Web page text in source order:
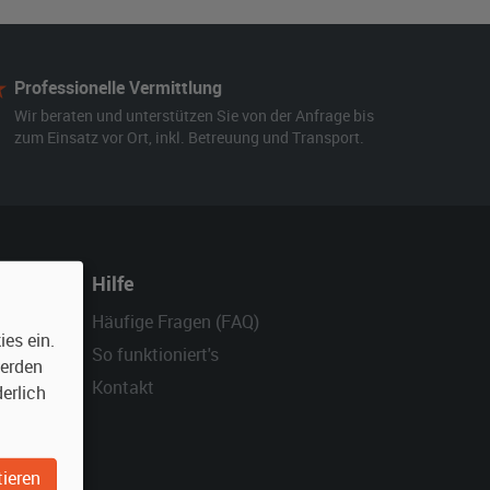
Professionelle Vermittlung
Wir beraten und unterstützen Sie von der Anfrage bis
zum Einsatz vor Ort, inkl. Betreuung und Transport.
Hilfe
Häufige Fragen (FAQ)
So funktioniert's
Kontakt
ein.